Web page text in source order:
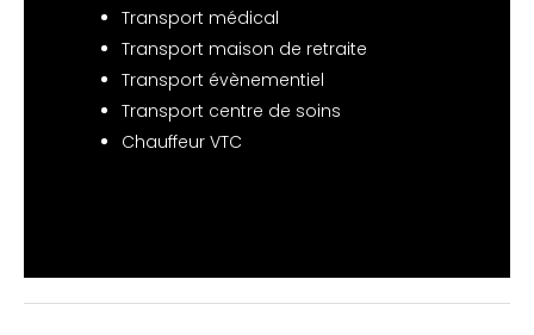
Transport médical
Transport maison de retraite
Transport évènementiel
Transport centre de soins
Chauffeur VTC